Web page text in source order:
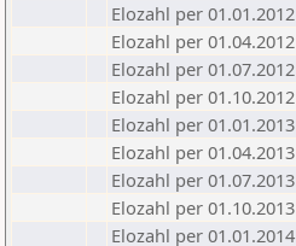
Elozahl per 01.01.2012
Elozahl per 01.04.2012
Elozahl per 01.07.2012
Elozahl per 01.10.2012
Elozahl per 01.01.2013
Elozahl per 01.04.2013
Elozahl per 01.07.2013
Elozahl per 01.10.2013
Elozahl per 01.01.2014